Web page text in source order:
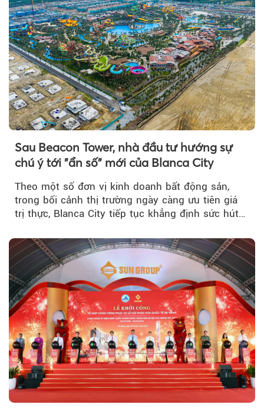
Sau Beacon Tower, nhà đầu tư hướng sự
chú ý tới "ẩn số" mới của Blanca City
Theo một số đơn vị kinh doanh bất động sản,
trong bối cảnh thị trường ngày càng ưu tiên giá
trị thực, Blanca City tiếp tục khẳng định sức hút